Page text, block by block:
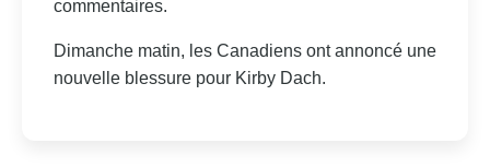
commentaires.
Dimanche matin, les Canadiens ont annoncé une
nouvelle blessure pour Kirby Dach.